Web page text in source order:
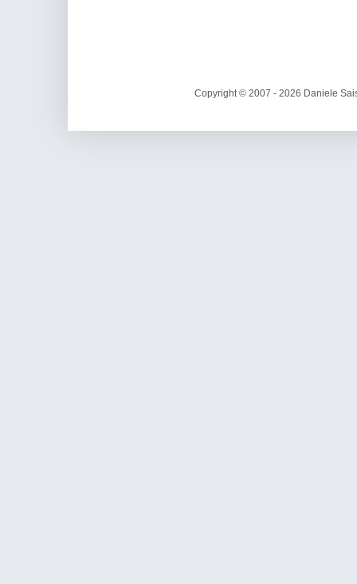
Copyright © 2007 - 2026 Daniele